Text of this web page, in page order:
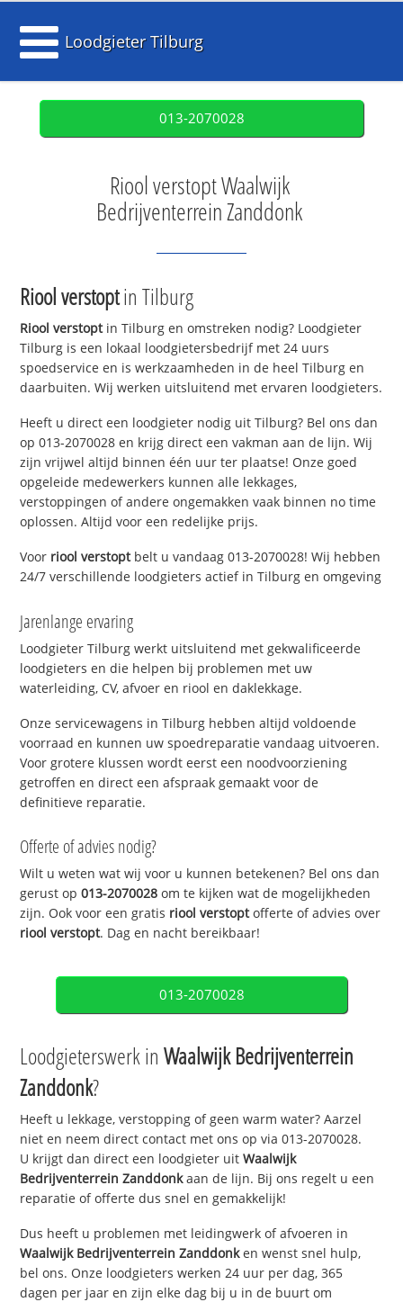
Loodgieter Tilburg
013-2070028
Riool verstopt Waalwijk
Bedrijventerrein Zanddonk
Riool verstoptin Tilburg
Riool verstoptin Tilburg en omstreken nodig? Loodgieter
Tilburg is een lokaal loodgietersbedrijf met 24 uurs
spoedservice en is werkzaamheden in de heel Tilburg en
daarbuiten. Wij werken uitsluitend met ervaren loodgieters.
Heeft u direct een loodgieter nodig uit Tilburg? Bel ons dan
op 013-2070028 en krijg direct een vakman aan de lijn. Wij
zijn vrijwel altijd binnen één uur ter plaatse! Onze goed
opgeleide medewerkers kunnen alle lekkages,
verstoppingen of andere ongemakken vaak binnen no time
oplossen. Altijd voor een redelijke prijs.
Voor riool verstoptbelt u vandaag 013-2070028! Wij hebben
24/7 verschillende loodgieters actief in Tilburg en omgeving
Jarenlange ervaring
Loodgieter Tilburg werkt uitsluitend met gekwalificeerde
loodgieters en die helpen bij problemen met uw
waterleiding, CV, afvoer en riool en daklekkage.
Onze servicewagens in Tilburg hebben altijd voldoende
voorraad en kunnen uw spoedreparatie vandaag uitvoeren.
Voor grotere klussen wordt eerst een noodvoorziening
getroffen en direct een afspraak gemaakt voor de
definitieve reparatie.
Offerte of advies nodig?
Wilt u weten wat wij voor u kunnen betekenen? Bel ons dan
gerust op013-2070028 om te kijken wat de mogelijkheden
zijn. Ook voor een gratis riool verstoptofferte of advies over
riool verstopt. Dag en nacht bereikbaar!
013-2070028
Loodgieterswerk inWaalwijk Bedrijventerrein
Zanddonk?
Heeft u lekkage, verstopping of geen warm water? Aarzel
niet en neem direct contact met ons op via 013-2070028.
U krijgt dan direct een loodgieter uitWaalwijk
Bedrijventerrein Zanddonkaan de lijn. Bij ons regelt u een
reparatie of offerte dus snel en gemakkelijk!
Dus heeft u problemen met leidingwerk of afvoeren in
Waalwijk Bedrijventerrein Zanddonken wenst snel hulp,
bel ons. Onze loodgieters werken 24 uur per dag, 365
dagen per jaar en zijn elke dag bij u in de buurt om